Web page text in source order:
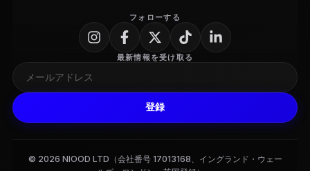
フォローする
最新情報を受け取る
登録
© 2026 NIOOD LTD（会社番号 17013168、イングランド・ウェー